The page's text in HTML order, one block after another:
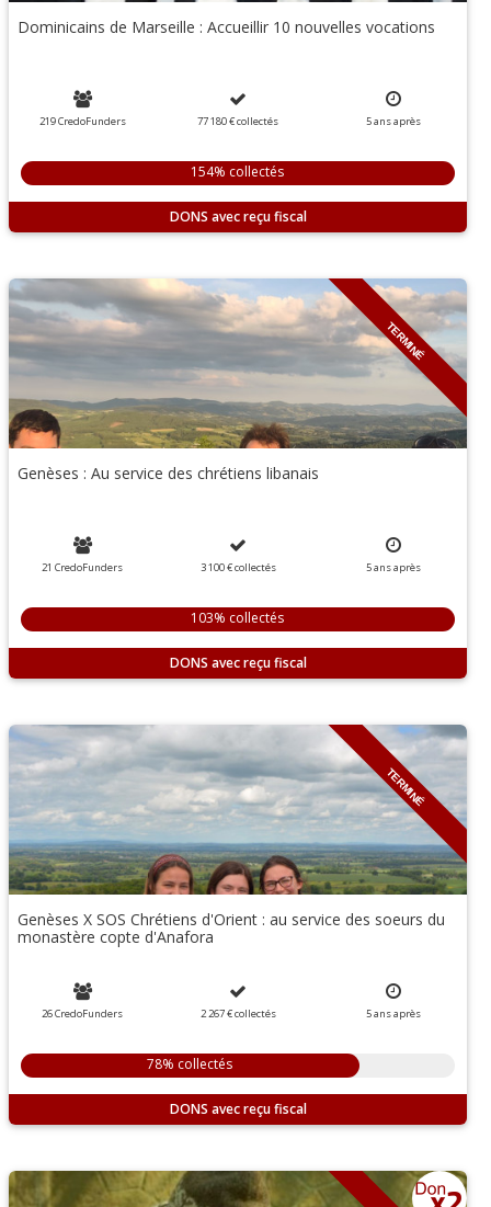
Dominicains de Marseille : Accueillir 10 nouvelles vocations
219 CredoFunders 77 180 €collectés 5ansaprès
154% collectés
DONS
TERMINÉ
Genèses : Au service des chrétiens libanais
21 CredoFunders 3 100 €collectés 5ansaprès
103% collectés
DONS
TERMINÉ
Genèses X SOS Chrétiens d'Orient : au service des soeurs du
monastère copte d'Anafora
26 CredoFunders 2 267 €collectés 5ansaprès
78% collectés
DONS